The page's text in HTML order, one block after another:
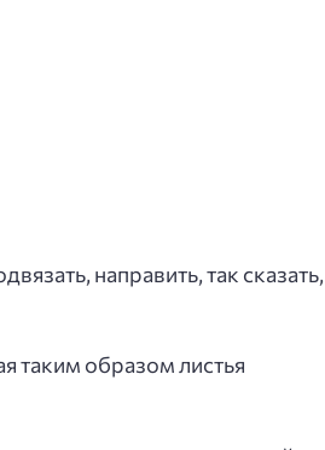
направить, так сказать,
таким образом листья